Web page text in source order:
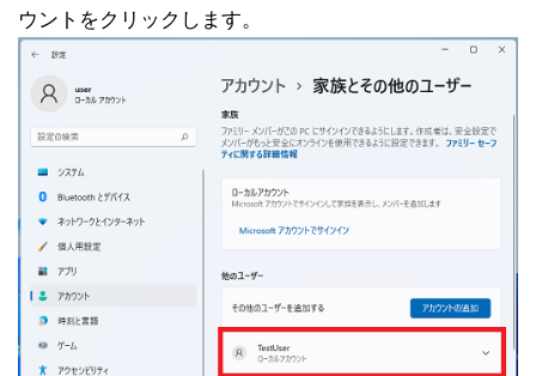
ウントをクリックします。